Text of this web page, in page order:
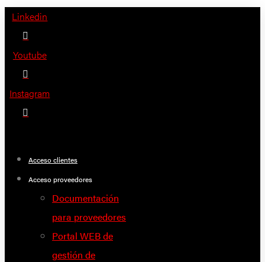
Saltar
contenido
Linkedin
Youtube
Instagram
Acceso clientes
Acceso proveedores
Documentación
para proveedores
Portal WEB de
gestión de